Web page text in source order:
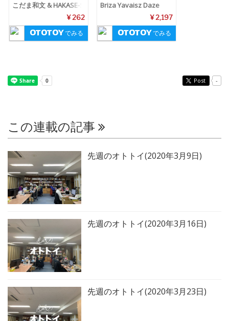
こだま和文 & HAKASE-S
¥ 262
でみる
Briza Yavaisz Daze
¥ 2,197
でみる
Post -
この連載の記事
先週のオトトイ(2020年3月9日)
先週のオトトイ(2020年3月16日)
先週のオトトイ(2020年3月23日)